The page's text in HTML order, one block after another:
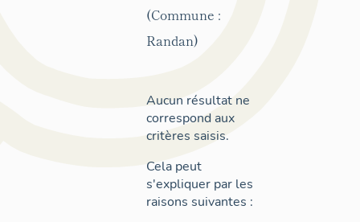
(Commune :
Randan)
Aucun résultat ne
correspond aux
critères saisis.
Cela peut
s'expliquer par les
raisons suivantes :